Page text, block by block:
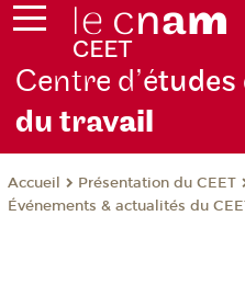
Centre d’études
du travail
Accueil
Présentation du CEET
Événements & actualités du